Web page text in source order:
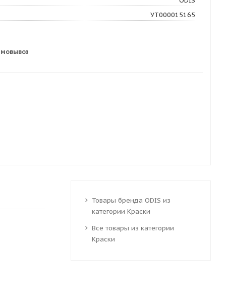
УТ000015165
Товары бренда ODIS из
категории Краски
Все товары из категории
Краски